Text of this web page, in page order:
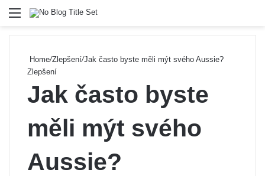
Menu
Home/Zlepšení/Jak často byste měli mýt svého Aussie?
Zlepšení
Jak často byste
měli mýt svého
Aussie?